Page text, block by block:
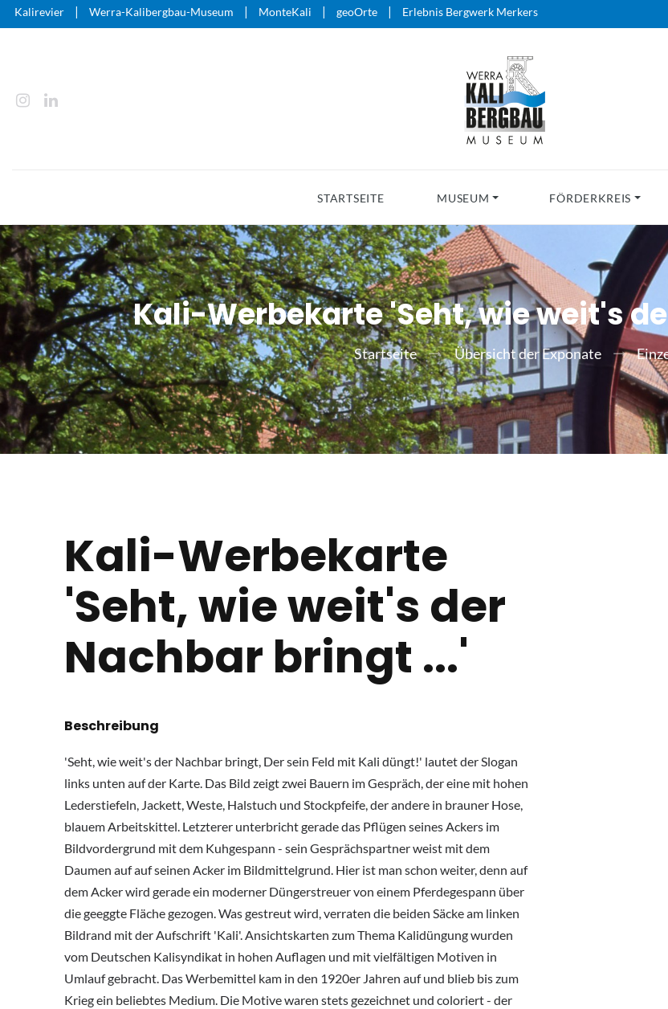
Kalirevier | Werra-Kalibergbau-Museum | MonteKali | geoOrte | Erlebnis Bergwerk Merkers
STARTSEITE MUSEUM FÖRDERKREIS
Kali-Werbekarte 'Seht, wie weit's
Startseite Übersicht der Exponate
Kali-Werbekarte
'Seht, wie weit's der
Nachbar bringt ...'
Beschreibung
'Seht, wie weit's der Nachbar bringt, Der sein Feld mit Kali düngt!' lautet der Slogan
links unten auf der Karte. Das Bild zeigt zwei Bauern im Gespräch, der eine mit hohen
Lederstiefeln, Jackett, Weste, Halstuch und Stockpfeife, der andere in brauner Hose,
blauem Arbeitskittel. Letzterer unterbricht gerade das Pflügen seines Ackers im
Bildvordergrund mit dem Kuhgespann - sein Gesprächspartner weist mit dem
Daumen auf auf seinen Acker im Bildmittelgrund. Hier ist man schon weiter, denn auf
dem Acker wird gerade ein moderner Düngerstreuer von einem Pferdegespann über
die geeggte Fläche gezogen. Was gestreut wird, verraten die beiden Säcke am linken
Bildrand mit der Aufschrift 'Kali'. Ansichtskarten zum Thema Kalidüngung wurden
vom Deutschen Kalisyndikat in hohen Auflagen und mit vielfältigen Motiven in
Umlauf gebracht. Das Werbemittel kam in den 1920er Jahren auf und blieb bis zum
Krieg ein beliebtes Medium. Die Motive waren stets gezeichnet und coloriert - der